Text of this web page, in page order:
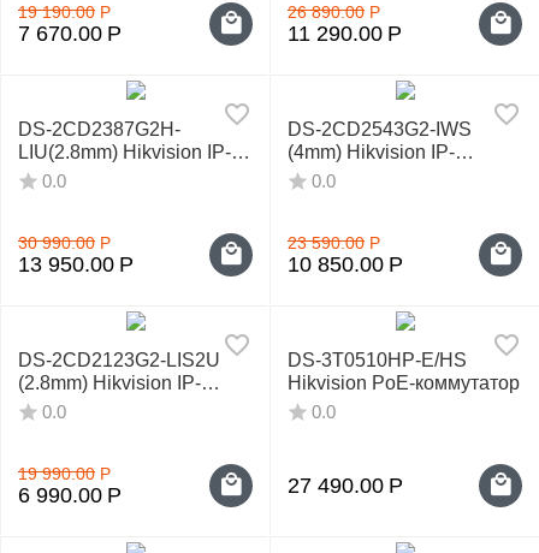
19 190.00 Р
7 670.00 Р
26 890.00 Р
11 290.00 Р
DS-2CD2387G2H-
LIU(2.8mm) Hikvision IP-
видеокамера
0.0
30 990.00 Р
13 950.00 Р
DS-2CD2543G2-IWS
(4mm) Hikvision IP-
видеокамера
0.0
23 590.00 Р
10 850.00 Р
DS-2CD2123G2-LIS2U
(2.8mm) Hikvision IP-
видеокамера
0.0
19 990.00 Р
6 990.00 Р
DS-3T0510HP-E/HS
Hikvision PoE-коммутатор
0.0
27 490.00 Р